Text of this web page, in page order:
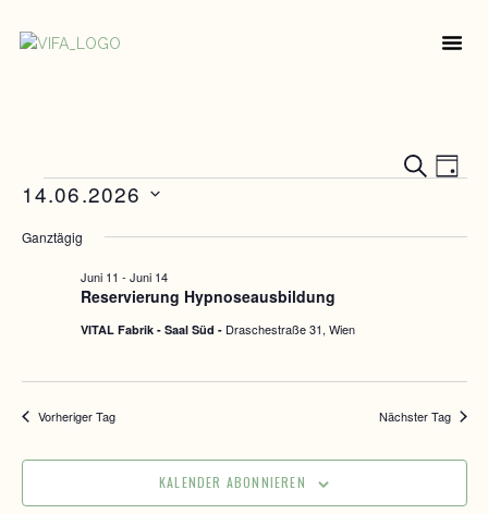
SUCHETAG
14.06.2026
wählen.
Ganztägig
Reservierung Hypnoseausbildung
Juni 11 - Juni 14
VITAL Fabrik - Saal Süd - Draschestraße 31, Wien
Vorheriger Tag Nächster Tag
KALENDER ABONNIEREN